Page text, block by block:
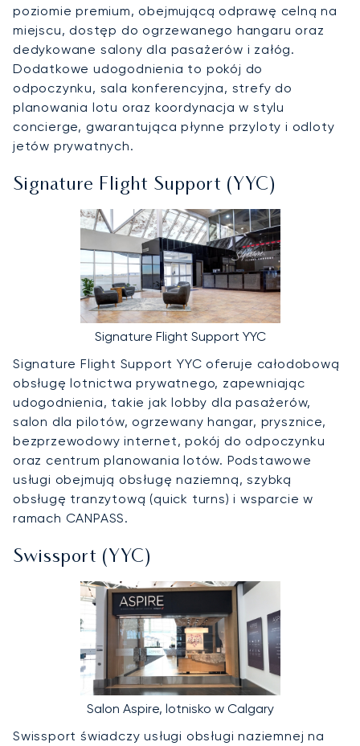
poziomie premium, obejmującą odprawę celną na
miejscu, dostęp do ogrzewanego hangaru oraz
dedykowane salony dla pasażerów i załóg.
Dodatkowe udogodnienia to pokój do
odpoczynku, sala konferencyjna, strefy do
planowania lotu oraz koordynacja w stylu
concierge, gwarantująca płynne przyloty i odloty
jetów prywatnych.
Signature Flight Support (YYC)
Signature Flight Support YYC
Signature Flight Support YYC oferuje całodobową
obsługę lotnictwa prywatnego, zapewniając
udogodnienia, takie jak lobby dla pasażerów,
salon dla pilotów, ogrzewany hangar, prysznice,
bezprzewodowy internet, pokój do odpoczynku
oraz centrum planowania lotów. Podstawowe
usługi obejmują obsługę naziemną, szybką
obsługę tranzytową (quick turns) i wsparcie w
ramach CANPASS.
Swissport (YYC)
Salon Aspire, lotnisko w Calgary
Swissport świadczy usługi obsługi naziemnej na